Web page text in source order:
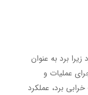
برد به عنوان
عملیات و
برد، عملکرد